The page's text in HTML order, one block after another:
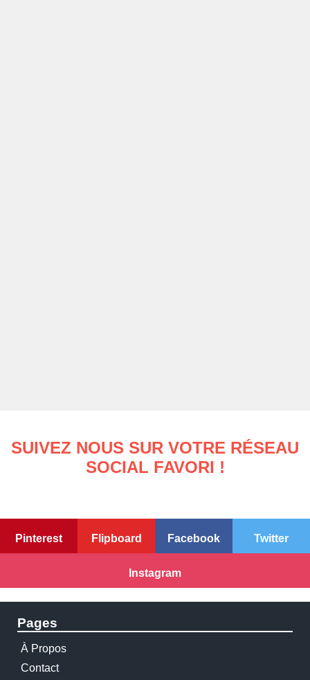
SUIVEZ NOUS SUR VOTRE RÉSEAU
SOCIAL FAVORI !
Pinterest Flipboard Facebook Twitter
Instagram
Pages
À Propos
Contact